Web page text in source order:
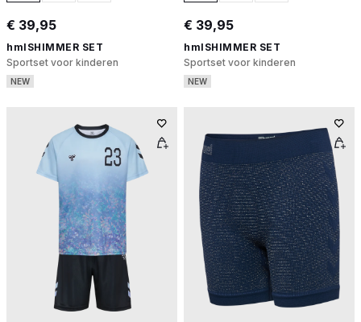
€ 39,95
hmlSHIMMER SET
Sportset voor kinderen
NEW
€ 39,95
hmlSHIMMER SET
Sportset voor kinderen
NEW